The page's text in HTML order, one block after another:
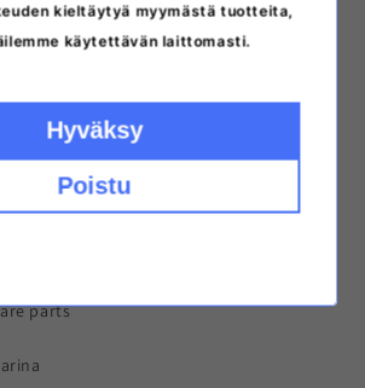
parts
kieltäytyä myymästä tuotteita,
käytettävän laittomasti.
Hyväksy
Poistu